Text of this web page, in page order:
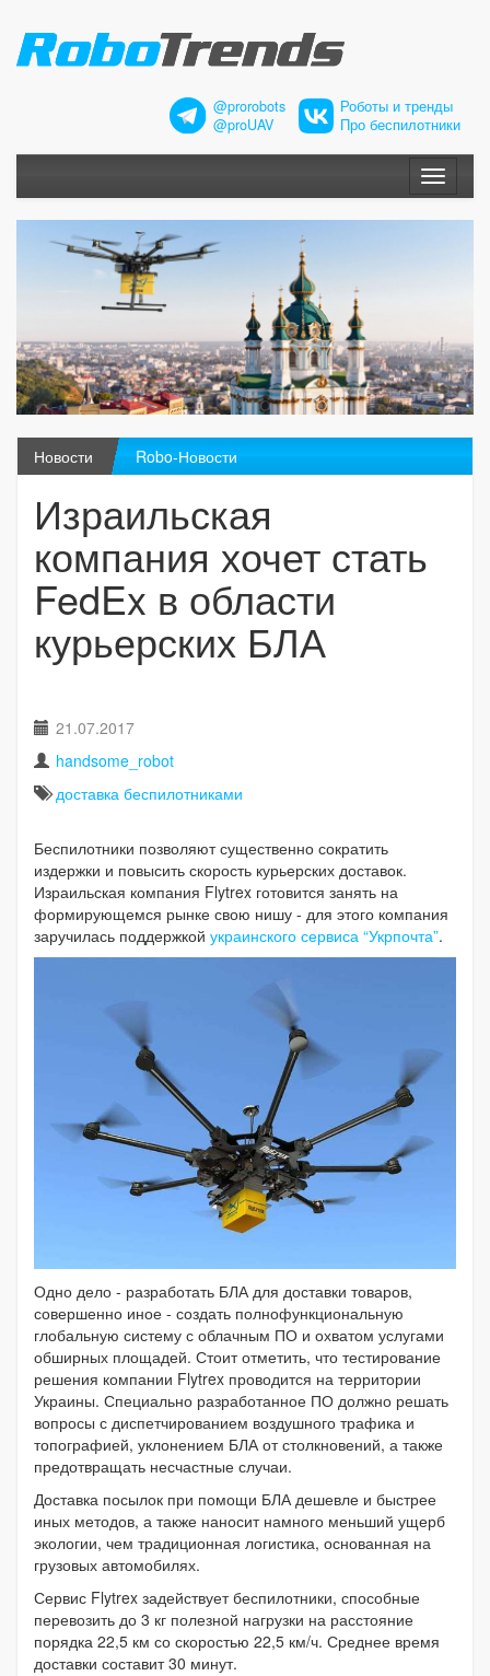
@prorobots
@proUAV
Роботы и тренды
Про беспилотники
Меню
Новости Robo-Новости
Израильская
компания хочет стать
FedEx в области
курьерских БЛА
21.07.2017
handsome_robot
доставка беспилотниками
Беспилотники позволяют существенно сократить
издержки и повысить скорость курьерских доставок.
Израильская компания Flytrex готовится занять на
формирующемся рынке свою нишу - для этого компания
заручилась поддержкой украинского сервиса “Укрпочта”.
Одно дело - разработать БЛА для доставки товаров,
совершенно иное - создать полнофункциональную
глобальную систему с облачным ПО и охватом услугами
обширных площадей. Стоит отметить, что тестирование
решения компании Flytrex проводится на территории
Украины. Специально разработанное ПО должно решать
вопросы с диспетчированием воздушного трафика и
топографией, уклонением БЛА от столкновений, а также
предотвращать несчастные случаи.
Доставка посылок при помощи БЛА дешевле и быстрее
иных методов, а также наносит намного меньший ущерб
экологии, чем традиционная логистика, основанная на
грузовых автомобилях.
Сервис Flytrex задействует беспилотники, способные
перевозить до 3 кг полезной нагрузки на расстояние
порядка 22,5 км со скоростью 22,5 км/ч. Среднее время
доставки составит 30 минут.